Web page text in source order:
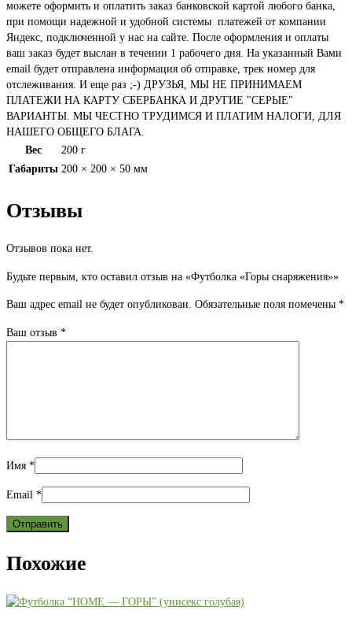
можете оформить и оплатить заказ банковской картой любого банка,
при помощи надежной и удобной системы платежей от компании
Яндекс, подключенной у нас на сайте. После оформления и оплаты
ваш заказ будет выслан в течении 1 рабочего дня. На указанный Вами
email будет отправлена информация об отправке, трек номер для
отслеживания. И еще раз ;-) ДРУЗЬЯ, МЫ НЕ ПРИНИМАЕМ
ПЛАТЕЖИ НА КАРТУ СБЕРБАНКА И ДРУГИЕ "СЕРЫЕ"
ВАРИАНТЫ. МЫ ЧЕСТНО ТРУДИМСЯ И ПЛАТИМ НАЛОГИ, ДЛЯ
НАШЕГО ОБЩЕГО БЛАГА.
Вес
200 г
Габариты 200 × 200 × 50 мм
Отзывы
Отзывов пока нет.
Будьте первым, кто оставил отзыв на «Футболка «Горы снаряжения»»
Ваш адрес email не будет опубликован. Обязательные поля помечены *
Ваш отзыв *
Имя *
Email *
Похожие